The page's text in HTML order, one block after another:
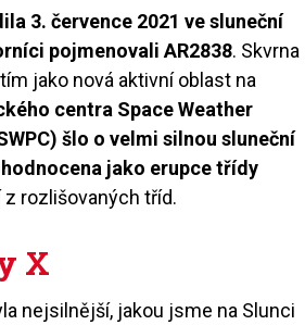
3. července 2021 ve sluneční
pojmenovali AR2838. Skvrna
jako nová aktivní oblast na
centra Space Weather
šlo o velmi silnou sluneční
jako erupce třídy
rozlišovaných tříd.
X
nejsilnější, jakou jsme na Slunci